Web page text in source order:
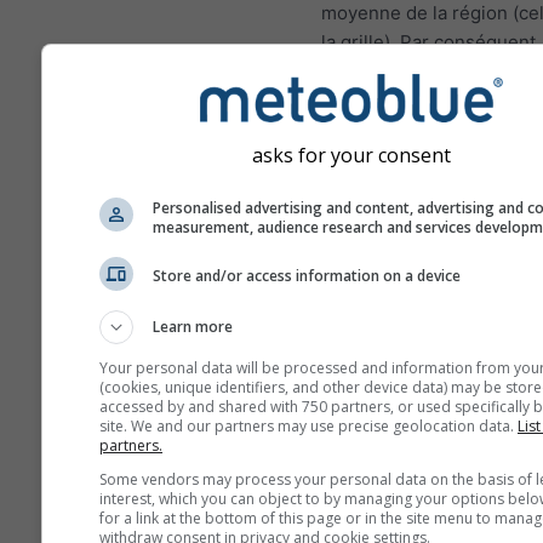
moyenne de la région
la grille). Par
températures pour les
montagnes ou les zones
peuvent être légèrement
différentes des
trouver l'altitude de la
Les diagrammes sur 15j
agrégations
moyenne, maximale et
Au delà de 6 mois, les
Nous offrons également
données numériques
asks for your consent
Personalised advertising and content, advertising and
measurement, audience research and services
Store and/or access information on a device
Learn more
Your personal data will be processed and information from
(cookies, unique identifiers, and other device data) may be
accessed by and shared with 750 partners, or used specifically
site. We and our partners may use precise geolocation data.
partners.
Some vendors may process your personal data on the basis of
interest, which you can object to by managing your options
for a link at the bottom of this page or in the site menu to
withdraw consent in privacy and cookie settings.